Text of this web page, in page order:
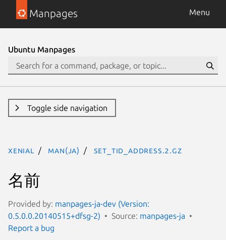
Manpages Menu
Ubuntu Manpages
Toggle side navigation
xenial man(ja) set_tid_address.2.gz
名前
Provided by: manpages-ja-dev (Version:
0.5.0.0.20140515+dfsg-2)
Source: manpages-ja
Report a bug